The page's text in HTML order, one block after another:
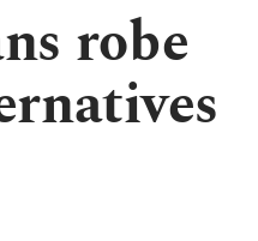
robe